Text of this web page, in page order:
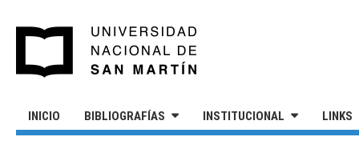
INICIO BIBLIOGRAFÍAS INSTITUCIONAL LINKS